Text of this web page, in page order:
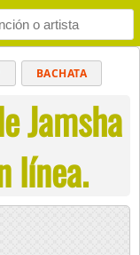
BACHATA
REGGAETON
ELECTRÓNICA
Jamsha
línea.